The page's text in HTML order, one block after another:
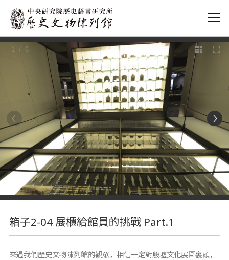
:::
1 / 6
箱子2-04 展櫃給館員的挑戰 Part.1
來過我們歷史文物陳列館的觀眾，相信一定對殷墟文化展區裏頭，